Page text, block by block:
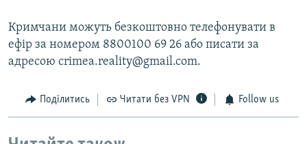
Кримчани можуть безкоштовно телефонувати в
ефір за номером 8800100 69 26 або писати за
адресою crimea.reality@gmail.com.
Поділитись Читати без VPN Follow us